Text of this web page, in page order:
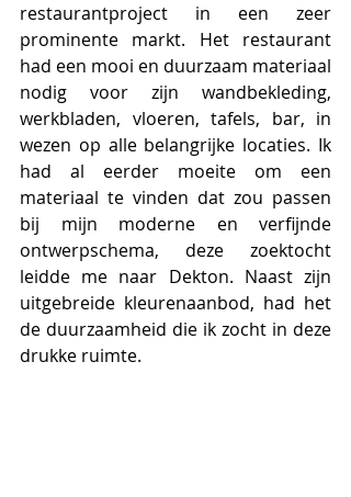
restaurantproject in een zeer
prominente markt. Het restaurant
had een mooi en duurzaam materiaal
nodig voor zijn wandbekleding,
werkbladen, vloeren, tafels, bar, in
wezen op alle belangrijke locaties. Ik
had al eerder moeite om een
materiaal te vinden dat zou passen
bij mijn moderne en verfijnde
ontwerpschema, deze zoektocht
leidde me naar Dekton. Naast zijn
uitgebreide kleurenaanbod, had het
de duurzaamheid die ik zocht in deze
drukke ruimte.